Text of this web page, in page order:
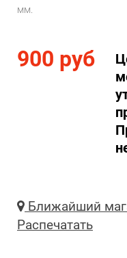
мм.
900 руб
Ближайший
Распечатать